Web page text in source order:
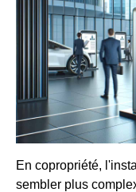
En copropriété,
sembler plus